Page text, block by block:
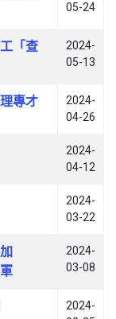
05-24
「查
2024-
05-13
專才
2024-
04-26
2024-
04-12
2024-
03-22
2024-
03-08
2024-